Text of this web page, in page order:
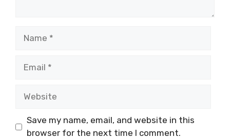
Save my name, email, and website in this
browser for the next time I comment.